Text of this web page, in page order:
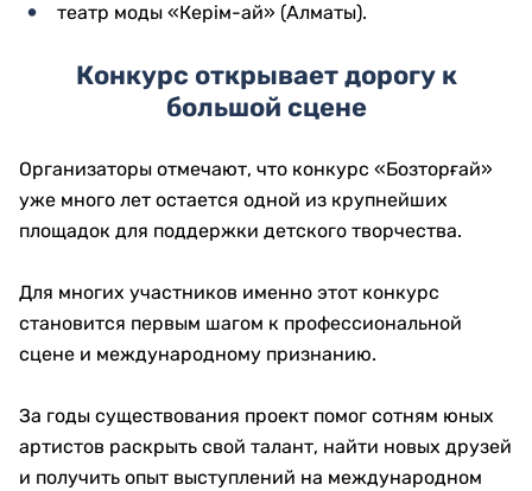
театр моды «Керім-ай» (Алматы).
Конкурс открывает дорогу к
большой сцене
Организаторы отмечают, что конкурс «Бозторғай»
уже много лет остается одной из крупнейших
площадок для поддержки детского творчества.
Для многих участников именно этот конкурс
становится первым шагом к профессиональной
сцене и международному признанию.
За годы существования проект помог сотням юных
артистов раскрыть свой талант, найти новых друзей
и получить опыт выступлений на международном